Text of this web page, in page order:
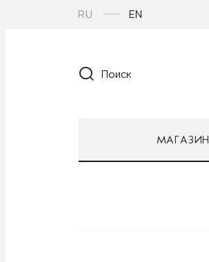
RU EN
Поиск
МАГАЗИН